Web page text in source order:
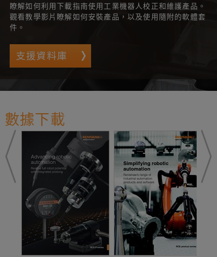
瞭解如何利用下載指南使用工業機器人校正和維護產品。
觀看教學影片瞭解如何安裝產品，以及使用隨附的軟體套
件。
支援資料庫
數據下載